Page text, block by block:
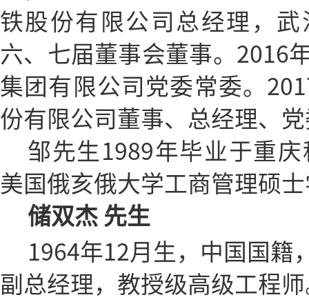
铁股份有限公司总经理，
六、七届董事会董事。2016
集团有限公司党委常委。
份有限公司董事、总经理、
邹先生1989年毕业于重
美国俄亥俄大学工商管理硕
储双杰 先生
1964年12月生，中国国籍
副总经理，教授级高级工程